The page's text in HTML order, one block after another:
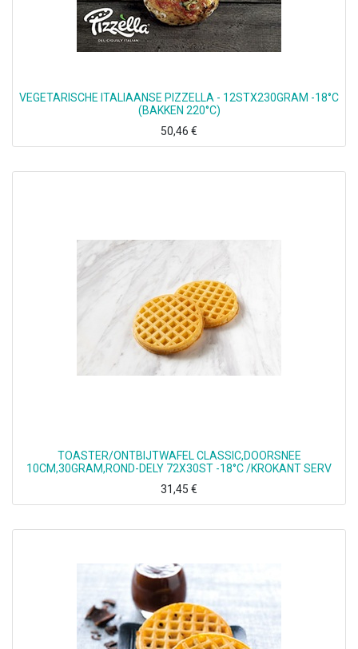
VEGETARISCHE ITALIAANSE PIZZELLA - 12STX230GRAM -18°C
(BAKKEN 220°C)
50,46 €
TOASTER/ONTBIJTWAFEL CLASSIC,DOORSNEE
10CM,30GRAM,ROND-DELY 72X30ST -18°C /KROKANT SERV
31,45 €